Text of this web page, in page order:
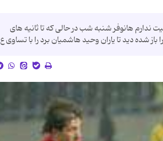
هانوفر شنبه شب در حالی كه تا ثانیه های